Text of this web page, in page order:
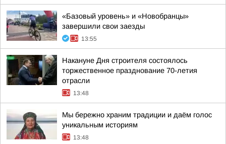
«Базовый уровень» и «Новобранцы»
завершили свои заезды
13:55
Накануне Дня строителя состоялось
торжественное празднование 70-летия
отрасли
13:48
Мы бережно храним традиции и даём голос
уникальным историям
13:48